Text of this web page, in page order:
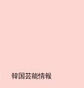
韓国芸能情報